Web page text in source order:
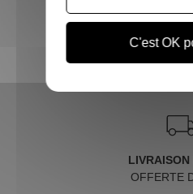
LIVRAISON
OFFERTE
C'est OK